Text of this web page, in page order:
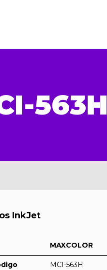
563H
InkJet
MAXCOLOR
MCI-563H